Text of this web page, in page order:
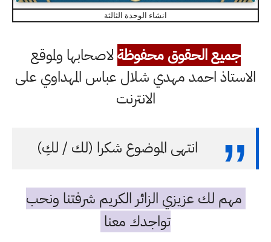
انشاء الوحدة الثالثة
جميع الحقوق محفوظةلاصحابها ولموقع
الاستاذ احمد مهدي شلال عباس المهداوي على
الانترنت
انتهى الموضوع شكرا (لك / لكِ)
مهم لك عزيزي الزائر الكريم شرفتنا ونحب
تواجدك معنا